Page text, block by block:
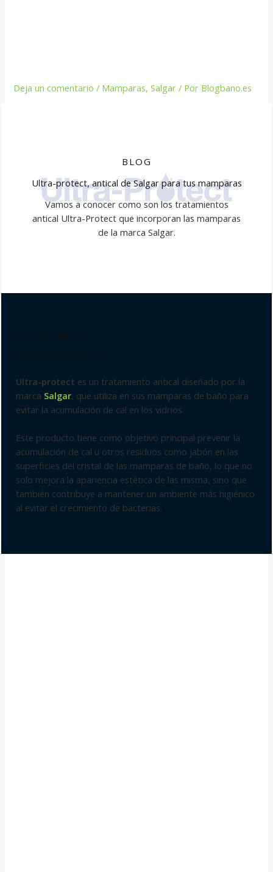
Deja un comentario / Mamparas,Salgar / Por Blogbano.es
BLOG
Ultra-protect, antical de Salgar para tus mamparas
Vamos a conocer como son los tratamientos
antical Ultra-Protect que incorporan las mamparas
de la marca Salgar.
Ultra-protect es un tratamiento antical diseñado por la
marca Salgar, que utiliza en sus mamparas de baño para
evitar la acumulación de cal en los vidrios.
Este producto tiene como objetivo principal prevenir la
acumulación de cal u otros residuos como jabón en las
superficies del cristal de las mamparas de baño, lo que no
solo mejora la apariencia estética de las misma, sino que
también contribuye a mantener un ambiente más higiénico
al evitar el crecimiento de bacterias.